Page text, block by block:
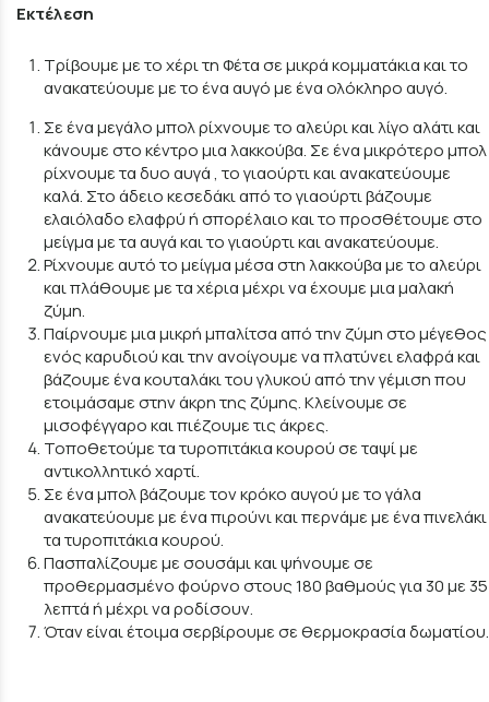
Εκτέλεση
Τρίβουμε με το χέρι τη Φέτα σε μικρά κομματάκια και το
ανακατεύουμε με το ένα αυγό με ένα ολόκληρο αυγό.
Σε ένα μεγάλο μπολ ρίχνουμε το αλεύρι και λίγο αλάτι και
κάνουμε στο κέντρο μια λακκούβα. Σε ένα μικρότερο μπολ
ρίχνουμε τα δυο αυγά , το γιαούρτι και ανακατεύουμε
καλά. Στο άδειο κεσεδάκι από το γιαούρτι βάζουμε
ελαιόλαδο ελαφρύ ή σπορέλαιο και το προσθέτουμε στο
μείγμα με τα αυγά και το γιαούρτι και ανακατεύουμε.
Ρίχνουμε αυτό το μείγμα μέσα στη λακκούβα με το αλεύρι
και πλάθουμε με τα χέρια μέχρι να έχουμε μια μαλακή
ζύμη.
Παίρνουμε μια μικρή μπαλίτσα από την ζύμη στο μέγεθος
ενός καρυδιού και την ανοίγουμε να πλατύνει ελαφρά και
βάζουμε ένα κουταλάκι του γλυκού από την γέμιση που
ετοιμάσαμε στην άκρη της ζύμης. Κλείνουμε σε
μισοφέγγαρο και πιέζουμε τις άκρες.
Τοποθετούμε τα τυροπιτάκια κουρού σε ταψί με
αντικολλητικό χαρτί.
Σε ένα μπολ βάζουμε τον κρόκο αυγού με το γάλα
ανακατεύουμε με ένα πιρούνι και περνάμε με ένα πινελάκι
τα τυροπιτάκια κουρού.
Πασπαλίζουμε με σουσάμι και ψήνουμε σε
προθερμασμένο φούρνο στους 180 βαθμούς για 30 με 35
λεπτά ή μέχρι να ροδίσουν.
Όταν είναι έτοιμα σερβίρουμε σε θερμοκρασία δωματίου.